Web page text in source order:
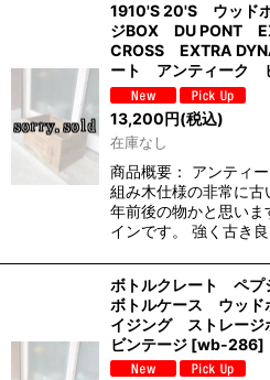
1910'S 20'S ウッド
ジBOX DU PONT
CROSS EXTRA
ート アンティーク
13,200円(税込)
在庫なし
商品概要： アンティ
組み木仕様の非常に
年前後の物かと思い
インです。 強く古き
ボトルクレート ペ
ボトルケース ウッ
イジング ストレー
ビンテージ [wb-286]